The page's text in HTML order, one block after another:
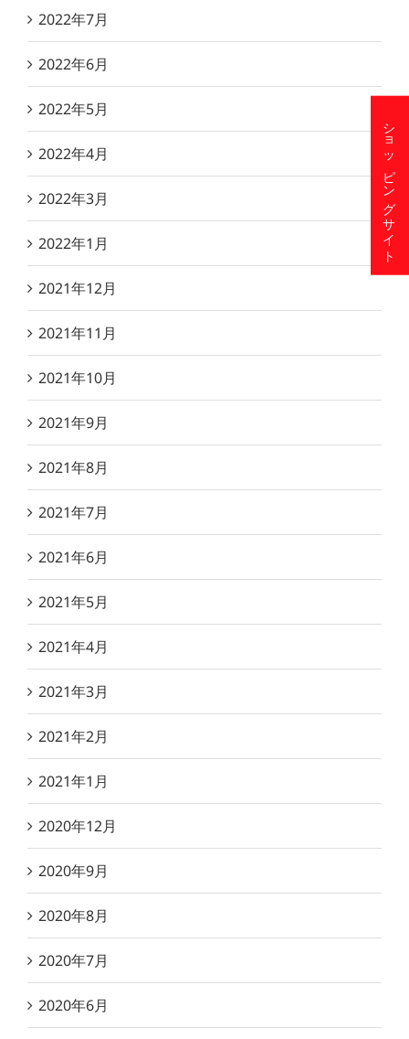
2022年7月
2022年6月
2022年5月
2022年4月
2022年3月
2022年1月
2021年12月
2021年11月
2021年10月
2021年9月
2021年8月
2021年7月
2021年6月
2021年5月
2021年4月
2021年3月
2021年2月
2021年1月
2020年12月
2020年9月
2020年8月
2020年7月
2020年6月
ショッピングサイト